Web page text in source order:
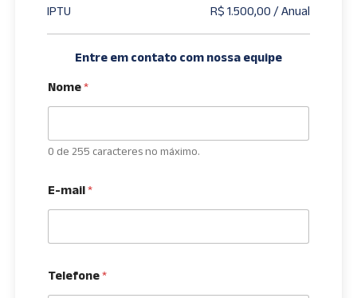
IPTU
R$ 1.500,00 / Anual
Entre em contato com nossa equipe
Nome*
0 de 255 caracteres no máximo.
E-mail*
Telefone*